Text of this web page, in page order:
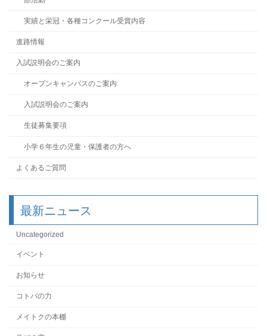
実績と栄冠・各種コンクール受賞内容
進路情報
入試説明会のご案内
オープンキャンパスのご案内
入試説明会のご案内
生徒募集要項
小学６年生の児童・保護者の方へ
よくあるご質問
最新ニュース
Uncategorized
イベント
お知らせ
コトバの力
メイトクの本棚